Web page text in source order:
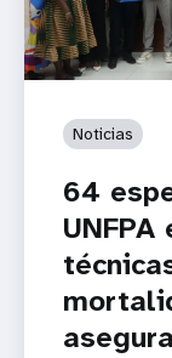
Noticias
64